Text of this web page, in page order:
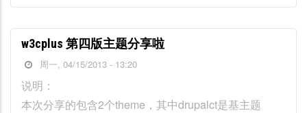
w3cplus 第四版主题分享啦
周一, 04/15/2013 - 13:20
说明：
本次分享的包含2个theme，其中drupalct是基主题